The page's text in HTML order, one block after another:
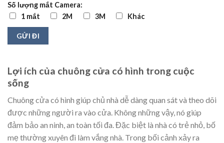
Số lượng mắt Camera:
1 mắt
2M 3M Khác
Lợi ích của chuông cửa có hình trong cuộc
sống
Chuông cửa có hình giúp chủ nhà dễ dàng quan sát và theo dõi
được những người ra vào cửa. Không những vậy, nó giúp
đảm bảo an ninh, an toàn tối đa. Đặc biệt là nhà có trẻ nhỏ, bố
mẹ thường xuyên đi làm vắng nhà. Trong bối cảnh xảy ra